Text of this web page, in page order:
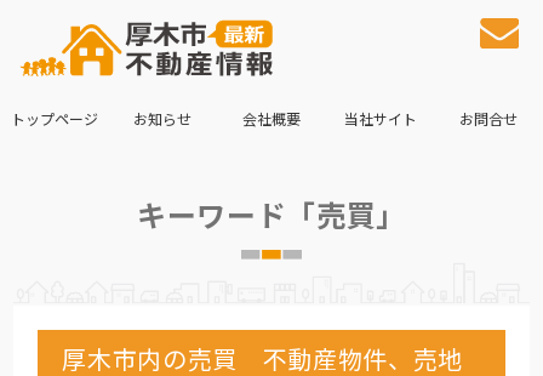
トップページ お知らせ 会社概要 当社サイト お問合せ
キーワード「売買」
厚木市内の売買 不動産物件、売地